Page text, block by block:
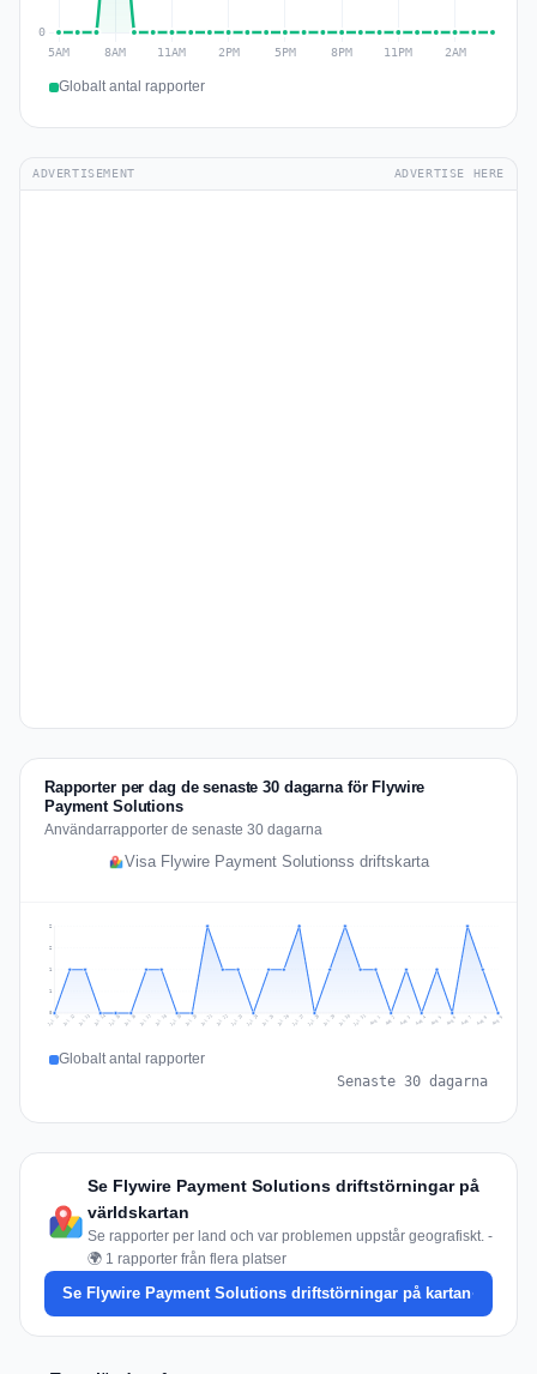
Globalt antal rapporter
ADVERTISEMENT ADVERTISE HERE
Rapporter per dag de senaste 30 dagarna för Flywire
Payment Solutions
Användarrapporter de senaste 30 dagarna
Visa Flywire Payment Solutionss driftskarta
1
1
2
2
Jul 11 Jul 12 Jul 13 Jul 14 Jul 15 Jul 16 Jul 17 Jul 18 Jul 19 Jul 20 Jul 21 Jul 22 Jul 23 Jul 24 Jul 25 Jul 26 Jul 27 Jul 28 Jul 29 Jul 30 Jul 31 Aug 1 Aug 2 Aug 3 Aug 4 Aug 5 Aug 6 Aug 7 Aug 8 Aug 9
Globalt antal rapporter
Senaste 30 dagarna
Se Flywire Payment Solutions driftstörningar på
världskartan
Se rapporter per land och var problemen uppstår geografiskt. -
🌍 1 rapporter från flera platser
Se Flywire Payment Solutions driftstörningar på kartan